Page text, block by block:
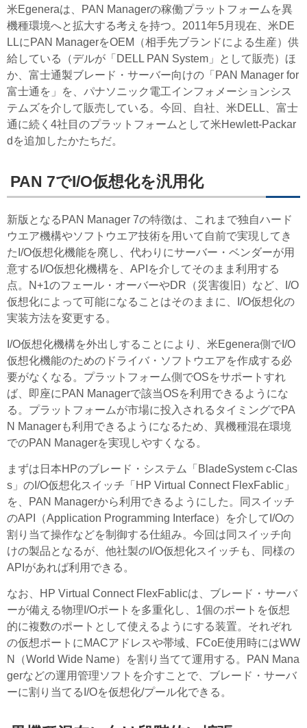
米Egeneraは、PAN Managerの稼働プラットフォームを異
機種環境へと拡大する考えを持つ。2011年5月現在、米DE
LLにPAN ManagerをOEM（相手先ブランドによる生産）供
給している（デルが「DELL PAN System」として販売）ほ
か、富士通製ブレード・サーバー向けの「PAN Manager for
富士通を」を、パナソニック電工インフォメーションシス
テムズを介して販売している。今回、自社、米DELL、富士
通に続く4社目のプラットフォームとして米Hewlett-Packar
dを追加したかたちだ。
PAN 7でI/O仮想化を汎用化
新版となるPAN Manager 7の特徴は、これまで独自ハード
ウエア機構やソフトウエア技術を用いて自前で実現してき
たI/O仮想化機能を廃し、代わりにサーバー・ベンダーが用
意するI/O仮想化機構を、APIを介してそのまま利用する
点。N+1のフェール・オーバーやDR（災害復旧）など、I/O
仮想化によって可能になることはそのままに、I/O仮想化の
実装方法を変更する。
I/O仮想化機構を外出しすることにより、米Egenera側でI/O
仮想化機能のためのドライバ・ソフトウエアを作成する必
要がなくなる。プラットフォーム側でOSをサポートすれ
ば、即座にPAN Managerで該当OSを利用できるようにな
る。プラットフォームが市場に投入されるタイミングでPA
N Managerも利用できるようになるため、異機種混在環境
でのPAN Managerを実現しやすくなる。
まずは日本HPのブレード・システム「BladeSystem c-Clas
s」のI/O仮想化スイッチ「HP Virtual Connect FlexFablic」
を、PAN Managerから利用できるようにした。同スイッチ
のAPI（Application Programming Interface）を介してI/Oの
割り当て操作などを制御する仕組み。今回は同スイッチ向
けの製品となるが、他社製のI/O仮想化スイッチも、同様の
APIがあれば利用できる。
なお、HP Virtual Connect FlexFablicは、ブレード・サーバ
ーが備える物理I/Oポートを多重化し、1個のポートを仮想
的に複数のポートとして使えるようにする装置。それぞれ
の仮想ポートにMACアドレスや帯域、FCoE使用時にはWW
N（World Wide Name）を割り当てて運用する。PAN Mana
gerなどの運用管理ソフトを介すことで、ブレード・サーバ
ーに割り当てるI/Oを仮想化/プール化できる。